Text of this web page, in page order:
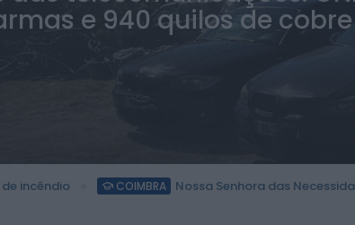
e 940 quilos de cobre
Nossa Senhora das Necessidades volta a reunir